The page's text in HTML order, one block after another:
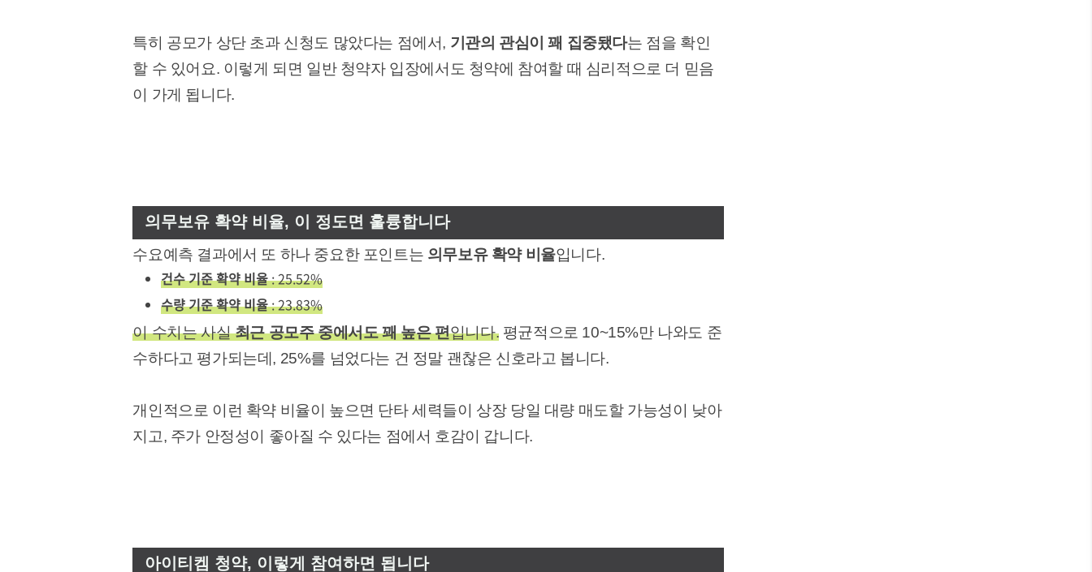
특히 공모가 상단 초과 신청도 많았다는 점에서, 기관의 관심이 꽤 집중됐다는 점을 확인
할 수 있어요. 이렇게 되면 일반 청약자 입장에서도 청약에 참여할 때 심리적으로 더 믿음
이 가게 됩니다.
의무보유 확약 비율, 이 정도면 훌륭합니다
수요예측 결과에서 또 하나 중요한 포인트는 의무보유 확약 비율입니다.
건수 기준 확약 비율: 25.52%
수량 기준 확약 비율: 23.83%
이 수치는 사실최근 공모주 중에서도 꽤 높은 편입니다. 평균적으로 10~15%만 나와도 준
수하다고 평가되는데, 25%를 넘었다는 건 정말 괜찮은 신호라고 봅니다.
개인적으로 이런 확약 비율이 높으면 단타 세력들이 상장 당일 대량 매도할 가능성이 낮아
지고, 주가 안정성이 좋아질 수 있다는 점에서 호감이 갑니다.
아이티켐 청약, 이렇게 참여하면 됩니다